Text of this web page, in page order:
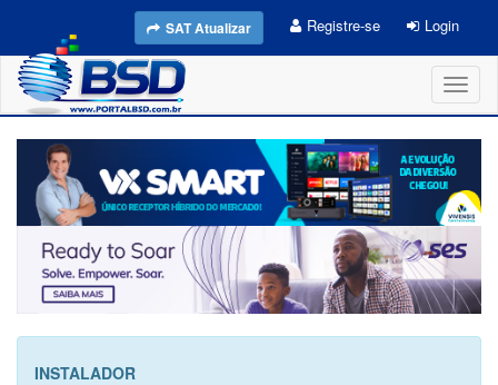
SAT Atualizar Registre-se Login
INSTALADOR